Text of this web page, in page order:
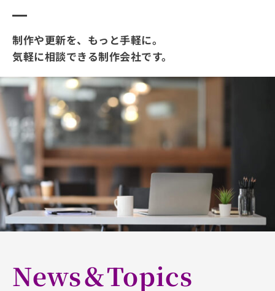
制作や更新を、もっと手軽に。
気軽に相談できる制作会社です。
News＆Topics